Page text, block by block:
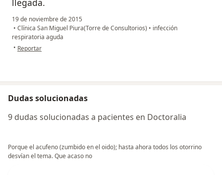
llegada.
19 de noviembre de 2015
• Clínica San Miguel Piura(Torre de Consultorios) • infección
respiratoria aguda
• en opinión del usuario paciente
Reportar
Dudas solucionadas
9 dudas solucionadas a pacientes en Doctoralia
Porque el acufeno (zumbido en el oido); hasta ahora todos los otorrino
desvían el tema. Que acaso no